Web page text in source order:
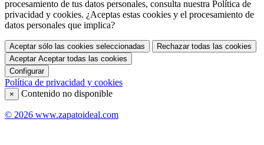
procesamiento de tus datos personales, consulta nuestra Política de
privacidad y cookies. ¿Aceptas estas cookies y el procesamiento de
datos personales que implica?
Aceptar sólo las cookies seleccionadas
Rechazar todas las cookies
Aceptar Aceptar todas las cookies
Configurar
Política de privacidad y cookies
× Contenido no disponible
© 2026 www.zapatoideal.com